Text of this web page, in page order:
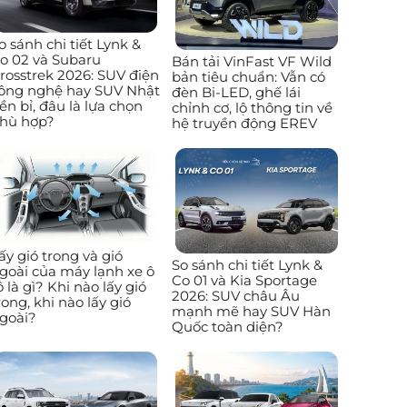
sánh chi tiết Lynk &
02 và Subaru
2026: SUV điện
nghệ hay SUV Nhật
bỉ, đâu là lựa chọn
hợp?
Bán tải VinFast VF Wild
bản tiêu chuẩn: Vẫn có
đèn Bi-LED, ghế lái
chỉnh cơ, lộ thông tin về
hệ truyền động EREV
gió trong và gió
của máy lạnh xe ô
là gì? Khi nào lấy gió
khi nào lấy gió
So sánh chi tiết Lynk &
Co 01 và Kia Sportage
2026: SUV châu Âu
mạnh mẽ hay SUV Hàn
Quốc toàn diện?